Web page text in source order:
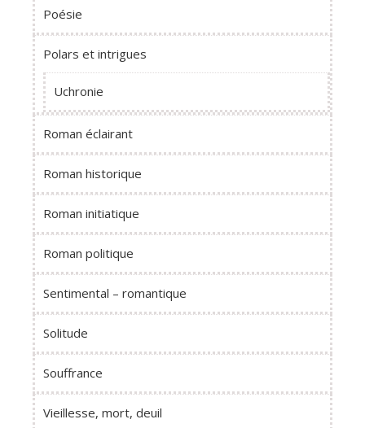
Poésie
Polars et intrigues
Uchronie
Roman éclairant
Roman historique
Roman initiatique
Roman politique
Sentimental – romantique
Solitude
Souffrance
Vieillesse, mort, deuil